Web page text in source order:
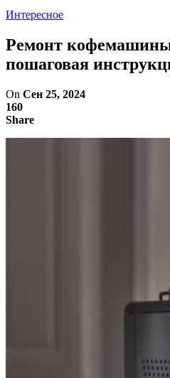
Интересное
Ремонт
пошаговая
On Сен 25, 2024
160
Share